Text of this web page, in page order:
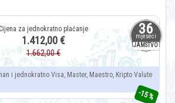
36
mjeseci
JAMSTVO
1.412,00 €
1.662,00 €
i jednokratno Visa, Master, Maestro, Kripto Valute
-15 %